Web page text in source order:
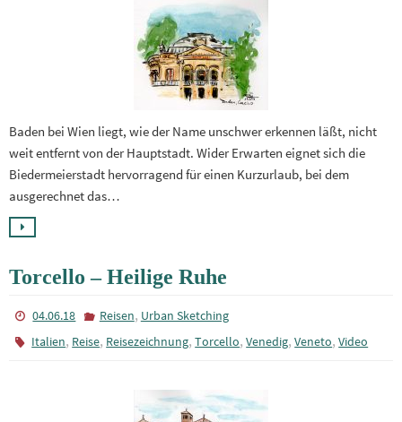
Baden bei Wien liegt, wie der Name unschwer erkennen läßt, nicht
weit entfernt von der Hauptstadt. Wider Erwarten eignet sich die
Biedermeierstadt hervorragend für einen Kurzurlaub, bei dem
ausgerechnet das…
Torcello – Heilige Ruhe
04.06.18 Reisen, Urban Sketching
Italien, Reise, Reisezeichnung,Torcello,Venedig,Veneto,Video